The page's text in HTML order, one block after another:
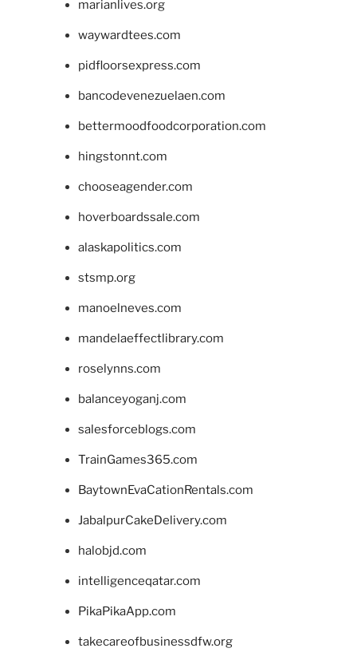
marianlives.org
waywardtees.com
pidfloorsexpress.com
bancodevenezuelaen.com
bettermoodfoodcorporation.com
hingstonnt.com
chooseagender.com
hoverboardssale.com
alaskapolitics.com
stsmp.org
manoelneves.com
mandelaeffectlibrary.com
roselynns.com
balanceyoganj.com
salesforceblogs.com
TrainGames365.com
BaytownEvaCationRentals.com
JabalpurCakeDelivery.com
halobjd.com
intelligenceqatar.com
PikaPikaApp.com
takecareofbusinessdfw.org